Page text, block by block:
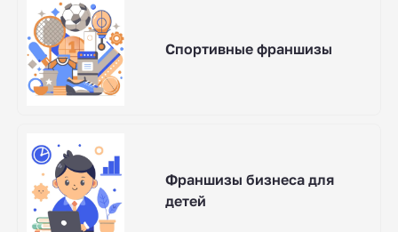
Спортивные франшизы
Франшизы бизнеса для
детей